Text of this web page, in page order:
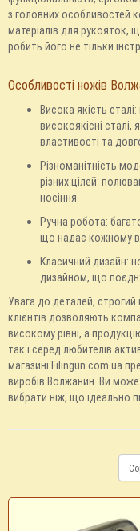
з головних особливостей
матеріалів для рукояток,
робить його не тільки
Особливості ножів
Висока якість
високоякісні сталі,
властивості та
Різноманітність
різних цілей:
носіння.
Ручна робота:
що надає кожному
Класичний дизайн:
дизайном, що
Увага до деталей, строгий
клієнтів дозволяють
високому рівні, а
так і серед любителів
магазині Filingun.com.ua
виробів Волжанин. Ви
вибрати ніж, що ідеально